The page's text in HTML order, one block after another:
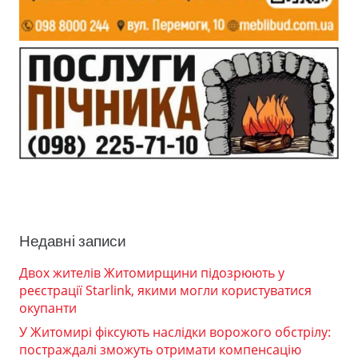
Недавні записи
Двох жителів Житомирщини підозрюють у
реєстрації Starlink, якими могли користуватися
окупанти
У Житомирі фіксують наслідки ворожого обстрілу:
постраждалі зможуть отримати компенсацію